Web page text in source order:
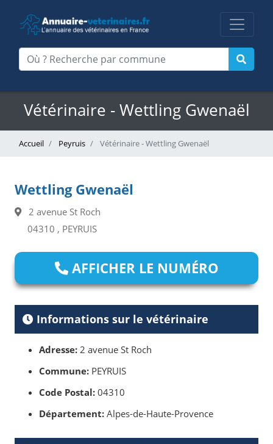
Vétérinaire - Wettling Gwenaël
Accueil Peyruis Vétérinaire - Wettling Gwenaël
Wettling Gwenaël
2 avenue St Roch
04310 , PEYRUIS
AFFICHER LE NUMÉRO
Informations sur le vétérinaire
Adresse: 2 avenue St Roch
Commune: PEYRUIS
Code Postal: 04310
Département: Alpes-de-Haute-Provence